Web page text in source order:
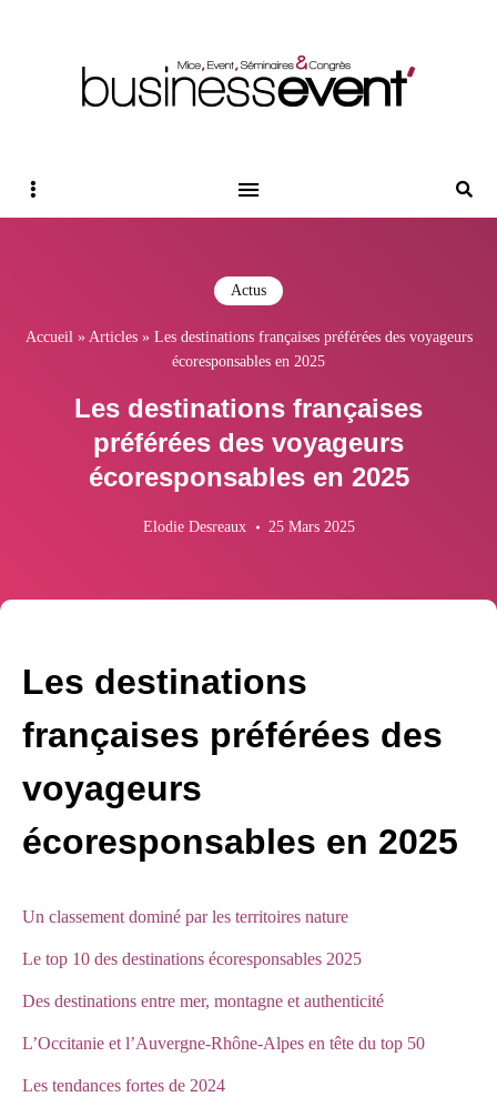
Sidebar
Actus
Accueil» Articles» Les destinations françaises préférées des voyageurs
écoresponsables en 2025
Les destinations françaises
préférées des voyageurs
écoresponsables en 2025
Elodie Desreaux 25 Mars 2025
Les destinations
françaises préférées des
voyageurs
écoresponsables en 2025
Un classement dominé par les territoires nature
Le top 10 des destinations écoresponsables 2025
Des destinations entre mer, montagne et authenticité
L’Occitanie et l’Auvergne-Rhône-Alpes en tête du top 50
Les tendances fortes de 2024